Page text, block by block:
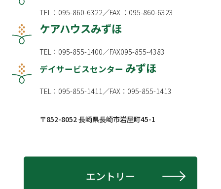
TEL：095-860-6322／FAX ：095-860-6323
ケアハウスみずほ
TEL：095-855-1400／FAX095-855-4383
デイサービスセンター みずほ
TEL：095-855-1411／FAX：095-855-1413
〒852-8052 長崎県長崎市岩屋町45-1
エントリー